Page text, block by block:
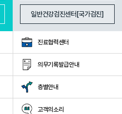
일반건강검진센터[국가검진]
진료협력센터
의무기록발급안내
층별안내
고객의소리